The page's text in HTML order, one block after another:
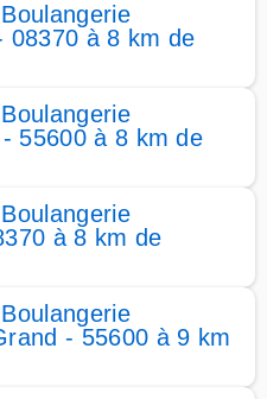
08370 à 8 km de
55600 à 8 km de
à 8 km de
- 55600 à 9 km